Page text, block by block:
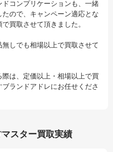
ドコンプリケーションも、一緒
たので、キャンペーン適応とな
買取させて頂きました。
無しでも相場以上で買取させて
際は、定価以上・相場以上で買
ランドアドレにお任せくださ
スター買取実績